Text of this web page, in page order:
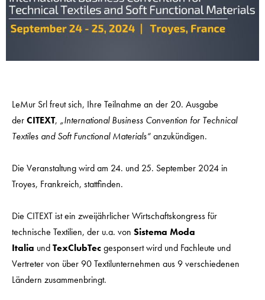
LeMur Srl freut sich, Ihre Teilnahme an der 20. Ausgabe
derCITEXT, „International Business Convention for Technical
Textiles and Soft Functional Materials“anzukündigen.
Die Veranstaltung wird am 24. und 25. September 2024 in
Troyes, Frankreich, stattfinden.
Die CITEXT ist ein zweijährlicher Wirtschaftskongress für
technische Textilien, der u.a. von Sistema Moda
Italia undTexClubTecgesponsert wird und Fachleute und
Vertreter von über 90 Textilunternehmen aus 9 verschiedenen
Ländern zusammenbringt.